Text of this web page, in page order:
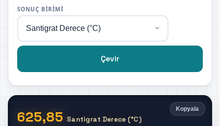
SONUÇ BIRIMI
Çevir
Kopyala
625,85 Santigrat Derece (°C)